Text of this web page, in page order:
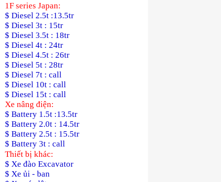
1F series Japan:
$ Diesel 2.5t :13.5tr
$ Diesel 3t : 15tr
$ Diesel 3.5t : 18tr
$ Diesel 4t : 24tr
$ Diesel 4.5t : 26tr
$ Diesel 5t : 28tr
$ Diesel 7t : call
$ Diesel 10t : call
$ Diesel 15t : call
Xe nâng điện:
$ Battery 1.5t :13.5tr
$ Battery 2.0t : 14.5tr
$ Battery 2.5t : 15.5tr
$ Battery 3t : call
Thiết bị khác:
$ Xe đào Excavator
$ Xe ủi - ban